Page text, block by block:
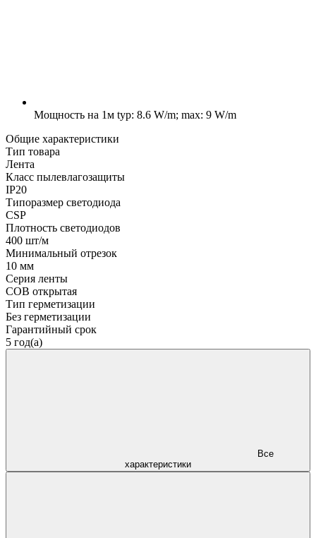
Мощность на 1м typ: 8.6 W/m; max: 9 W/m
Общие характеристики
Тип товара
Лента
Класс пылевлагозащиты
IP20
Типоразмер светодиода
CSP
Плотность светодиодов
400 шт/м
Минимальный отрезок
10 мм
Серия ленты
COB открытая
Тип герметизации
Без герметизации
Гарантийный срок
5 год(а)
характеристики